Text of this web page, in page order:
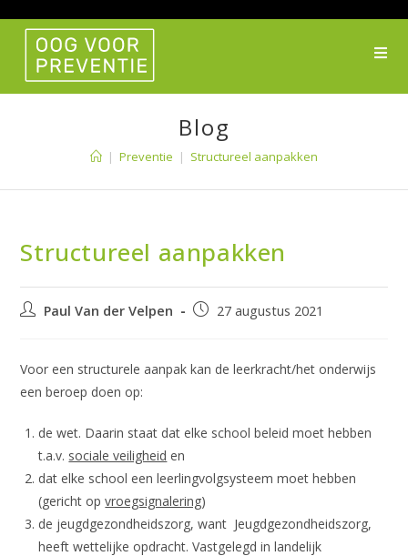
naar
inhoud
Blog
| Preventie | Structureel aanpakken
Structureel aanpakken
BerichtPaul Van der Velpen
Bericht27 augustus 2021
Voor een structurele aanpak kan de leerkracht/het onderwijs
een beroep doen op:
de wet. Daarin staat dat elke school beleid moet hebben
t.a.v. sociale veiligheid en
dat elke school een leerlingvolgsysteem moet hebben
(gericht opvroegsignalering)
de jeugdgezondheidszorg, want Jeugdgezondheidszorg,
heeft wettelijke opdracht. Vastgelegd in landelijk